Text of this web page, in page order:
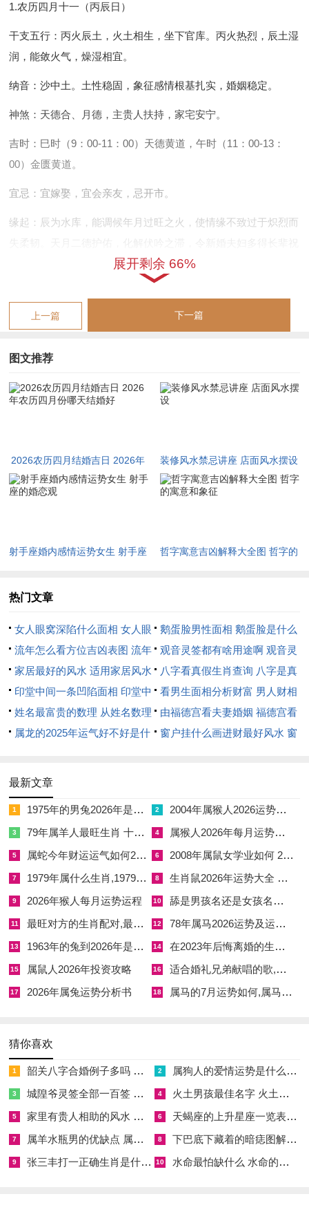
1.农历四月十一（丙辰日）
干支五行：丙火辰土，火土相生，坐下官库。丙火热烈，辰土湿
润，能敛火气，燥湿相宜。
纳音：沙中土。土性稳固，象征感情根基扎实，婚姻稳定。
神煞：天德合、月德，主贵人扶持，家宅安宁。
吉时：巳时（9：00-11：00）天德黄道，午时（11：00-13：
00）金匮黄道。
宜忌：宜嫁娶，宜会亲友，忌开市。
缘起：辰为水库，能调候年月过旺之火，使情缘不致过于炽烈而
干支五行：癸水亥水，水火既济。癸水为雨露，亥水为江河，水
神煞：明堂黄道，母仓、时阳，主家庭和睦，子孙繁盛。
宜忌：宜嫁娶，宜祈福，忌交易。
明，决策明智，尤利婚后合作求财。
干支五行：辛金未土，辛金饰金，未土燥土。火旺炼金，反成器
皿。
纳音：路旁土。土金相生，象征感情历经锤炼，终成坦途。
神煞：天巫、福德、敬安，主夫妻敬重，感情日深。
宜忌：宜嫁娶，宜出行，忌安床。
日，化解伏吟反复，彼此尊重，情感绵长。
三、辩证判定：吉凶转化，全在平衡
火旺之月婚嫁之事需谨慎择日，尤重水火既济与五行流通。
若新人命局喜火，则本月成婚，可借火旺之势，助运势亨通，家
道昌隆。然若命局忌火，则火土过旺，反易引发口舌是非，需慎
选金水旺盛之日，或以壬癸、庚辛为用神调候。
局相悖，其力减半；而一些次要凶煞，若五行得宜，反不为害。
四、五行调候建议
择时：一日之中午时、巳时火旺，子时、亥时水旺。若命局火
旺，宜选夜间成礼，以水气调候；若命局水旺，则宜午时迎娶，
借火气暖局。
方位：南方属火，北方属水。婚宴布置、新人座向，可依据命局
展开剩余 66%
上一篇 下一篇
图文推荐
2026农历四月结婚吉日 2026年
农历四月份哪天结婚好
装修风水禁忌讲座 店面风水摆设
射手座婚内感情运势女生 射手座
哲字寓意吉凶解释大全图 哲字的
热门文章
女人眼窝深陷什么面相 女人眼
窝深陷是短命相吗
鹅蛋脸男性面相 鹅蛋脸是什么
脸型男性
流年怎么看方位吉凶表图 流年
位置怎么看
观音灵签都有啥用途啊 观音灵
签全部签签词
家居最好的风水 适用家居风水
八字看真假生肖查询 八字是真
还是假
印堂中间一条凹陷面相 印堂中
间有条线沟好不好
看男生面相分析财富 男人财相
从哪里看
姓名最富贵的数理 从姓名数理
看富豪
由福德宫看夫妻婚姻 福德宫看
配偶生肖
属龙的2025年运气好不好是什
2025年属龙人的全年运势
窗户挂什么画进财最好风水 窗
最新文章
1 1975年的男兔2026年是低谷期吗 1975年属兔男2026年命运 2 2004年属猴人2026运势详解
3 79年属羊人最旺生肖 十二生肖79年属羊的运气 4 属猴人2026年每月运势及全年运程 属猴人2026年马年全年运势
5 属蛇今年财运运气如何2023,属蛇今年财运2021 6 2008年属鼠女学业如何 2008属鼠女2026年学业如何
7 1979年属什么生肖,1979年属什么生肖多大年龄 8 生肖鼠2026年运势大全 各个年份生肖鼠2026年运势
9 2026年猴人每月运势运程 10 舔是男孩名还是女孩名字 舔字男孩女孩都适合吗
11 最旺对方的生肖配对,最旺夫的属相 12 78年属马2026运势及运程 78年属马2026全年运势及运程
13 1963年的兔到2026年是多少岁 1963年的兔在2026年运势 14 在2023年后悔离婚的生肖,2021年可能离婚的生肖
15 属鼠人2026年投资攻略 16 适合婚礼兄弟献唱的歌,兄弟婚礼唱什么歌
17 2026年属兔运势分析书 18 属马的7月运势如何,属马7月份运势2021年
猜你喜欢
1 韶关八字合婚例子多吗 韶关八字测风水 2 属狗人的爱情运势是什么意思 属狗的人爱情观
3 城隍爷灵签全部一百签 城隍爷灵签解签大全 4 火土男孩最佳名字 火土属性的字男孩名字有哪些
5 家里有贵人相助的风水 家里有贵人是什么意思 6 天蝎座的上升星座一览表 天蝎座的上升星座查询
7 属羊水瓶男的优缺点 属羊水瓶座男生性格爱情观 8 下巴底下藏着的暗痣图解 下巴尖底下有痣代表什么
9 张三丰打一正确生肖是什么意思 张三丰是指什么生肖 10 水命最怕缺什么 水命的人忌什么